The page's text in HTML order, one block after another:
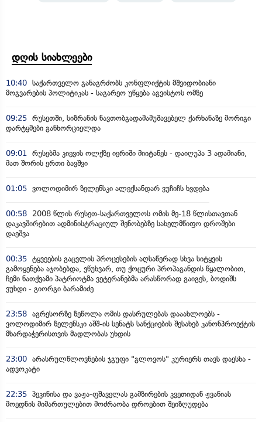
დღის სიახლეები
10:40 საქართველო განაგრძობს კონფლიქტის მშვიდობიანი
მოგვარების პოლიტიკას - საგარეო უწყება აგვისტოს ომზე
09:25 რუსეთში, სიზრანის ნავთობგადამამუშავებელ ქარხანაზე მორიგი
დარტყმები განხორციელდა
09:01
რუსებმა კიევის ოლქზე იერიში მიიტანეს - დაიღუპა 3 ადამიანი,
მათ შორის ერთი ბავშვი
01:05 ვოლოდიმირ ზელენსკი ალექსანდარ ვუჩიჩს ხვდება
00:58
2008 წლის რუსეთ-საქართველოს ომის მე-18 წლისთავთან
დაკავშირებით ადმინისტრაციულ შენობებზე სახელმწიფო დროშები
დაეშვა
00:35 ტყვეების გაცვლის პროცესების აღსაწერად სხვა სიტყვის
გამოყენება აჯობებდა, ვწუხვარ, თუ ქოცური პროპაგანდის წყალობით,
ჩემი ნათქვამი პატრიოტმა ვეტერანებმა არასწორად გაიგეს, ბოდიშს
ვუხდი - გიორგი ბარამიძე
23:58 აგრესორზე ზეწოლა ომის დასრულებას დააახლოებს -
ვოლოდიმირ ზელენსკი აშშ-ის სენატს სანქციების შესახებ კანონპროექტის
მხარდაჭერისთვის მადლობას უხდის
23:00 არასრულწლოვნების ჯგუფი "გლოვოს" კურიერს თავს დაესხა -
ადვოკატი
22:35 პეკინისა და ვაჟა-ფშაველას გამზირების კვეთიდან ჟვანიას
მოედნის მიმართულებით მოძრაობა დროებით შეიზღუდება